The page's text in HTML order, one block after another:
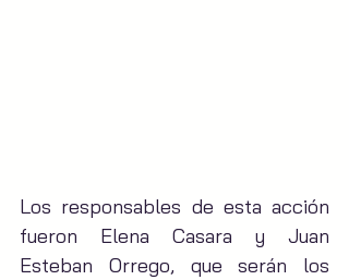
Los responsables de esta acción
fueron Elena Casara y Juan
Esteban Orrego, que serán los